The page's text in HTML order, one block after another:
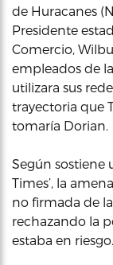
de Huracanes
Presidente
Comercio,
empleados de
utilizara sus
trayectoria que
tomaría Dorian.
Según sostiene
Times’, la
no firmada de
rechazando la
estaba en riesgo.